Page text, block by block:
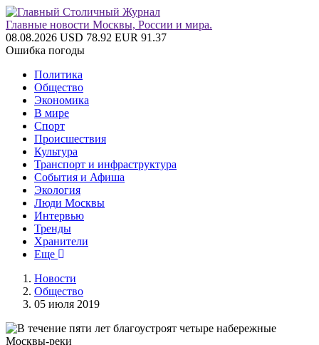
Главные новости Москвы, России и мира.
08.08.2026 USD 78.92 EUR 91.37
Ошибка погоды
Политика
Общество
Экономика
В мире
Спорт
Происшествия
Культура
Транспорт и инфраструктура
События и Афиша
Экология
Люди Москвы
Интервью
Тренды
Хранители
Еще
Новости
Общество
05 июля 2019